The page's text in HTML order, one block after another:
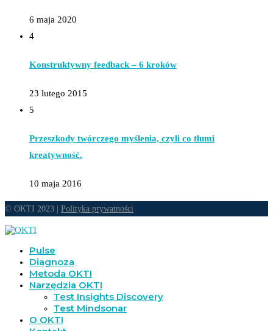
6 maja 2020
4
Konstruktywny feedback – 6 kroków
23 lutego 2015
5
Przeszkody twórczego myślenia, czyli co tłumi
kreatywność.
10 maja 2016
© OKTI 2023 | Polityka prywatności
Pulse
Diagnoza
Metoda OKTI
Narzędzia OKTI
Test Insights Discovery
Test Mindsonar
O OKTI